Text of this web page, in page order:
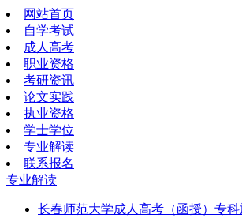
网站首页
自学考试
成人高考
职业资格
考研资讯
论文实践
执业资格
学士学位
专业解读
联系报名
专业解读
长春师范大学成人高考（函授）专